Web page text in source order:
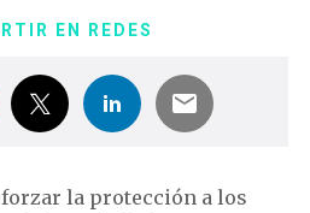
EN REDES
la protección a los